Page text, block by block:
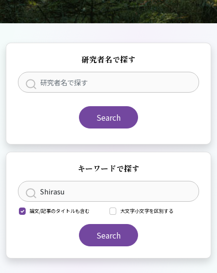
研究者名で探す
Search
キーワードで探す
論文/記事のタイトルも含む 大文字小文字を区別する
Search